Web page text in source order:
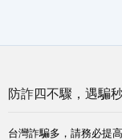
防詐四不驟，遇騙
台灣詐騙多，請務必提